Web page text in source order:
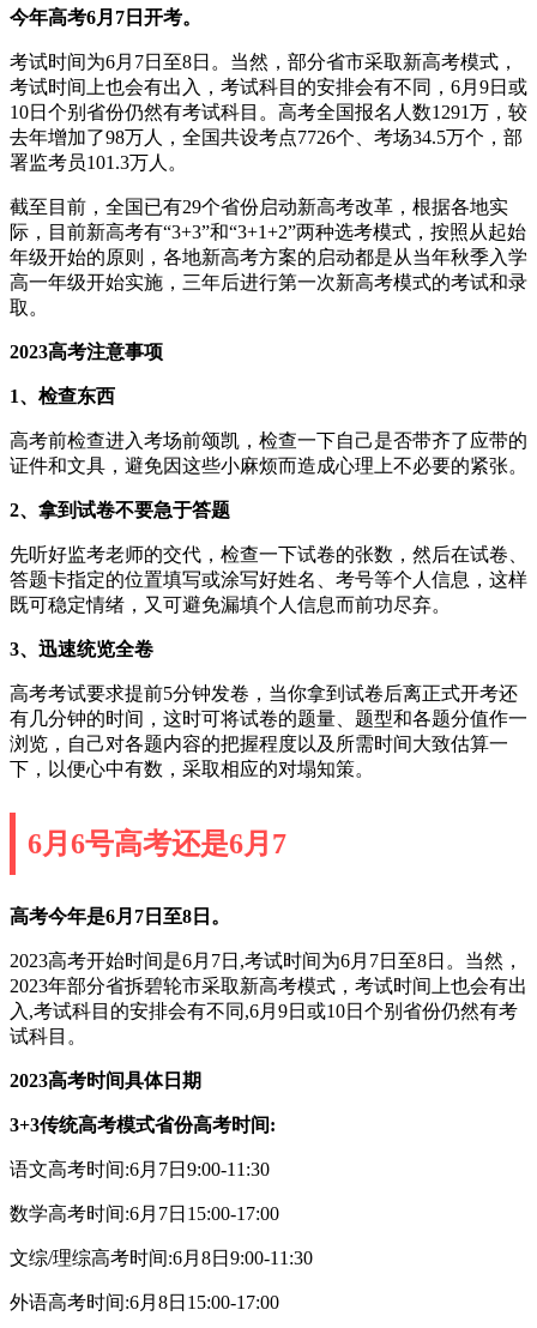
今年高考6月7日开考。
考试时间为6月7日至8日。当然，部分省市采取新高考模式，
考试时间上也会有出入，考试科目的安排会有不同，6月9日或
10日个别省份仍然有考试科目。高考全国报名人数1291万，较
去年增加了98万人，全国共设考点7726个、考场34.5万个，部
署监考员101.3万人。
截至目前，全国已有29个省份启动新高考改革，根据各地实
际，目前新高考有“3+3”和“3+1+2”两种选考模式，按照从起始
年级开始的原则，各地新高考方案的启动都是从当年秋季入学
高一年级开始实施，三年后进行第一次新高考模式的考试和录
取。
2023高考注意事项
1、检查东西
高考前检查进入考场前颂凯，检查一下自己是否带齐了应带的
证件和文具，避免因这些小麻烦而造成心理上不必要的紧张。
2、拿到试卷不要急于答题
先听好监考老师的交代，检查一下试卷的张数，然后在试卷、
答题卡指定的位置填写或涂写好姓名、考号等个人信息，这样
既可稳定情绪，又可避免漏填个人信息而前功尽弃。
3、迅速统览全卷
高考考试要求提前5分钟发卷，当你拿到试卷后离正式开考还
有几分钟的时间，这时可将试卷的题量、题型和各题分值作一
浏览，自己对各题内容的把握程度以及所需时间大致估算一
下，以便心中有数，采取相应的对塌知策。
6月6号高考还是6月7
高考今年是6月7日至8日。
2023高考开始时间是6月7日,考试时间为6月7日至8日。当然，
2023年部分省拆碧轮市采取新高考模式，考试时间上也会有出
入,考试科目的安排会有不同,6月9日或10日个别省份仍然有考
试科目。
2023高考时间具体日期
3+3传统高考模式省份高考时间:
语文高考时间:6月7日9:00-11:30
数学高考时间:6月7日15:00-17:00
文综/理综高考时间:6月8日9:00-11:30
外语高考时间:6月8日15:00-17:00